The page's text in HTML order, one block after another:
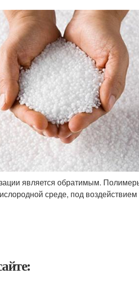
является обратимым.
среде, под воздействием